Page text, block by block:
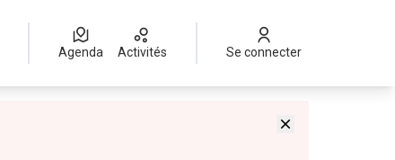
Agenda Activités Se connecter